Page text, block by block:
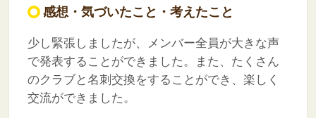
感想・気づいたこと・考えたこと
少し緊張しましたが、メンバー全員が大きな声
で発表することができました。また、たくさん
のクラブと名刺交換をすることができ、楽しく
交流ができました。